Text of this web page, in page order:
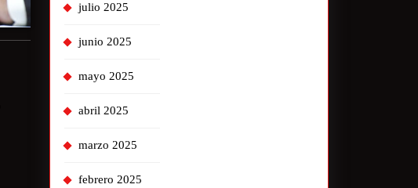
julio 2025
junio 2025
mayo 2025
abril 2025
marzo 2025
febrero 2025